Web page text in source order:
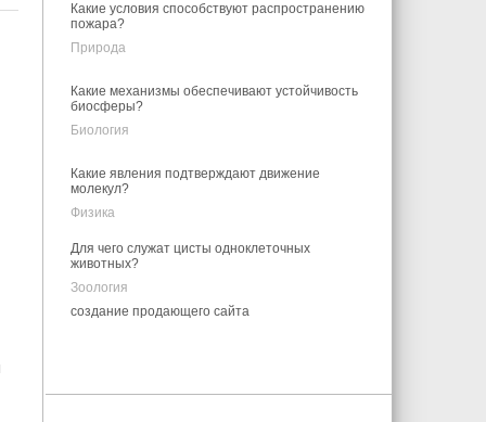
Какие условия способствуют распространению
пожара?
Природа
Какие механизмы обеспечивают устойчивость
биосферы?
Биология
Какие явления подтверждают движение
молекул?
Физика
Для чего служат цисты одноклеточных
животных?
Зоология
создание продающего сайта